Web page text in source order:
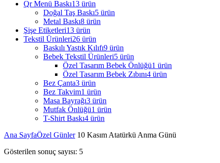
Qr Menü Baskı13 ürün
Doğal Taş Baskı5 ürün
Metal Baskı8 ürün
Şişe Etiketleri13 ürün
Tekstil Ürünleri26 ürün
Baskılı Yastık Kılıfı9 ürün
Bebek Tekstil Ürünleri5 ürün
Özel Tasarım Bebek Önlüğü1 ürün
Özel Tasarım Bebek Zıbını4 ürün
Bez Çanta3 ürün
Bez Takvim1 ürün
Masa Bayrağı3 ürün
Mutfak Önlüğü1 ürün
T-Shirt Baskı4 ürün
Ana SayfaÖzel Günler10 Kasım Atatürkü Anma Günü
Gösterilen sonuç sayısı: 5